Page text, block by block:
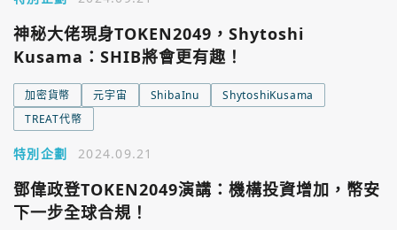
神秘大佬現身TOKEN2049，Shytoshi
Kusama：SHIB將會更有趣！
加密貨幣 元宇宙 ShibaInu
ShytoshiKusama
TREAT代幣
特別企劃 2024.09.21
鄧偉政登TOKEN2049演講：機構投資增加，幣安
下一步全球合規！